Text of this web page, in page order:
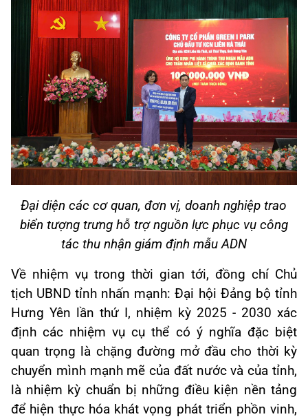
Đại diện các cơ quan, đơn vị, doanh nghiệp trao
biển tượng trưng hỗ trợ nguồn lực phục vụ công
tác thu nhận giám định mẫu ADN
Về nhiệm vụ trong thời gian tới, đồng chí Chủ
tịch UBND tỉnh nhấn mạnh: Đại hội Đảng bộ tỉnh
Hưng Yên lần thứ I, nhiệm kỳ 2025 - 2030 xác
định các nhiệm vụ cụ thể có ý nghĩa đặc biệt
quan trọng là chặng đường mở đầu cho thời kỳ
chuyển mình mạnh mẽ của đất nước và của tỉnh,
là nhiệm kỳ chuẩn bị những điều kiện nền tảng
để hiện thực hóa khát vọng phát triển phồn vinh,